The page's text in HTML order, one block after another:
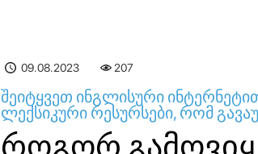
09.08.2023 207
შეიტყვეთ ინგლისური
ლექსიკური რესურსები, რომ